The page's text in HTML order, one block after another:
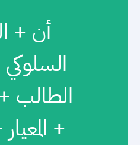
أن +
الطالب
+